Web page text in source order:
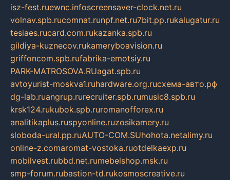
isz-fest.ruewnc.infoscreensaver-clock.net.ru
volnav.spb.rucomnat.runpf.net.ru7bit.pp.rukalugatur.ru
tesiaes.rucard.com.rukazanka.spb.ru
gildiya-kuznecov.rukameryboavision.ru
griffoncom.spb.rufabrika-emotsiy.ru
PARK-MATROSOVA.RUagat.spb.ru
avtoyurist-moskva1.ruhardware.org.ruсхема-авто.рф
dg-lab.ruangrup.rurecruiter.spb.rumusic8.spb.ru
krsk124.rukubok.spb.ruromanofforex.ru
analitikaplus.ruspyonline.ruzosikamery.ru
sloboda-ural.pp.ruAUTO-COM.SUhohota.netalimy.ru
online-z.comaromat-vostoka.ruotdelkaexp.ru
mobilvest.rubbd.net.rumebelshop.msk.ru
smp-forum.rubastion-td.rukosmoscreative.ru